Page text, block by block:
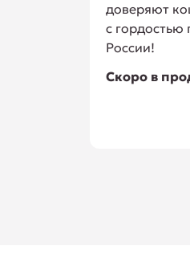
доверяют
с гордостью
России!
Скоро в